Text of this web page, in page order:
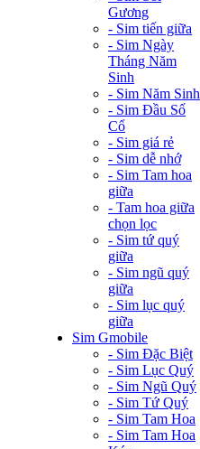
Gương
- Sim tiến giữa
- Sim Ngày
Tháng Năm
Sinh
- Sim Năm Sinh
- Sim Đầu Số
Cổ
- Sim giá rẻ
- Sim dễ nhớ
- Sim Tam hoa
giữa
- Tam hoa giữa
chọn lọc
- Sim tứ quý
giữa
- Sim ngũ quý
giữa
- Sim lục quý
giữa
Sim Gmobile
- Sim Đặc Biệt
- Sim Lục Quý
- Sim Ngũ Quý
- Sim Tứ Quý
- Sim Tam Hoa
- Sim Tam Hoa